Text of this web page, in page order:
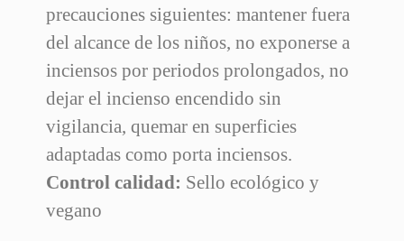
precauciones siguientes: mantener fuera
del alcance de los niños, no exponerse a
inciensos por periodos prolongados, no
dejar el incienso encendido sin
vigilancia, quemar en superficies
adaptadas como porta inciensos.
Control calidad: Sello ecológico y
vegano